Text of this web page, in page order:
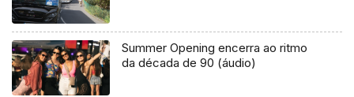
Summer Opening encerra ao ritmo
da década de 90 (áudio)